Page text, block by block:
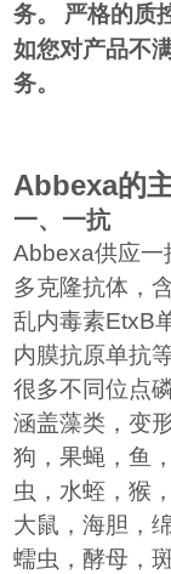
务。
严格的质
如您对产品不
务。
Abbexa的
一、一抗
Abbexa供应一
多克隆抗体，
乱内毒素EtxB
内膜抗原单抗
很多不同位点
涵盖藻类，变
狗，果蝇，鱼
虫，水蛭，猴
大鼠，海胆，
蠕虫，酵母，